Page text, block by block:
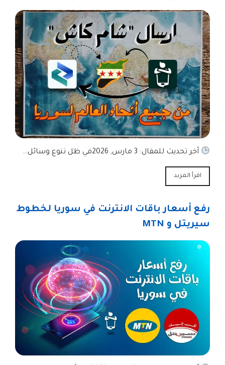
آخر تحديث للمقال: 3 مارس, 2026في ظل تنوع وسائل…
اقرأ المزيد
رفع أسعار باقات الانترنت في سوريا لخطوط
سيريتل و MTN